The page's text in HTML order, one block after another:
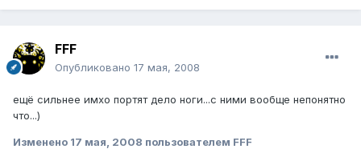
FFF
Опубликовано 17 мая, 2008
ещё сильнее имхо портят дело ноги...с ними вообще непонятно
что...)
Изменено 17 мая, 2008 пользователем FFF